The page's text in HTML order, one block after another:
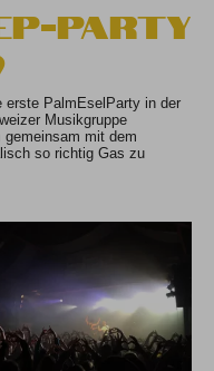
Party
erste PalmEselParty in der
Musikgruppe
gemeinsam mit dem
so richtig Gas zu